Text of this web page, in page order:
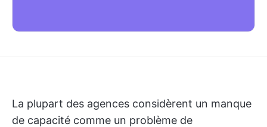
La plupart des agences considèrent un manque
de capacité comme un problème de